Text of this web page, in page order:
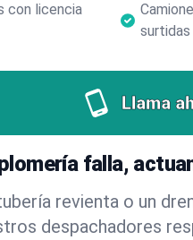
con licencia
surtidas
Llama
falla,
revienta o un
despachadores